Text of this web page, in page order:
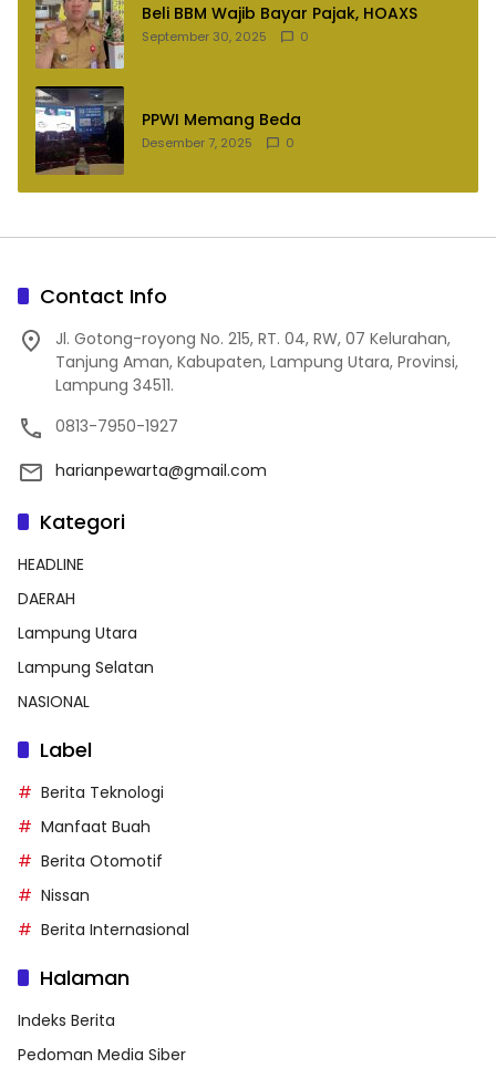
Beli BBM Wajib Bayar Pajak, HOAXS
September 30, 2025 0
PPWI Memang Beda
Desember 7, 2025 0
Contact Info
Jl. Gotong-royong No. 215, RT. 04, RW, 07 Kelurahan,
Tanjung Aman, Kabupaten, Lampung Utara, Provinsi,
Lampung 34511.
0813-7950-1927
harianpewarta@gmail.com
Kategori
HEADLINE
DAERAH
Lampung Utara
Lampung Selatan
NASIONAL
Label
Berita Teknologi
Manfaat Buah
Berita Otomotif
Nissan
Berita Internasional
Halaman
Indeks Berita
Pedoman Media Siber